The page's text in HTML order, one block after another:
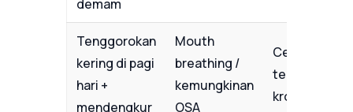
demam
Tenggorokan
kering di pagi
hari +
mendengkur
Mouth
breathing /
kemungkinan
OSA
Cek hidung
tersumbat
kronis